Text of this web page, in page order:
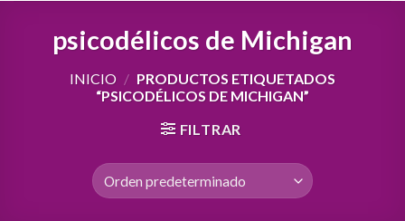
psicodélicos de Michigan
INICIO / PRODUCTOS ETIQUETADOS
“PSICODÉLICOS DE MICHIGAN”
FILTRAR